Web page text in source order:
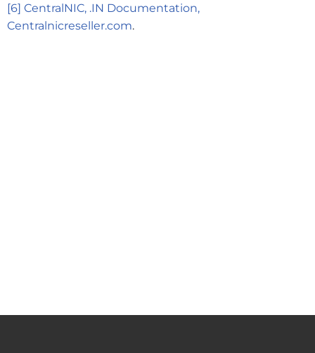
[6] CentralNIC, .IN Documentation,
Centralnicreseller.com.